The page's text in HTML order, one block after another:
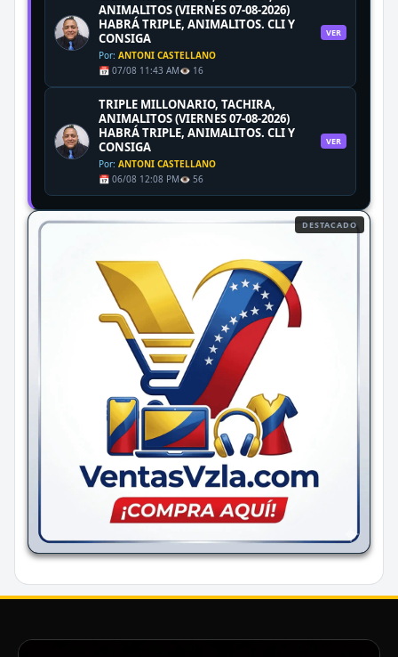
ANIMALITOS (VIERNES 07-08-2026)
HABRÁ TRIPLE, ANIMALITOS. CLI Y
CONSIGA
Por: ANTONI CASTELLANO
📅 07/08 11:43 AM👁️ 16
VER
TRIPLE MILLONARIO, TACHIRA,
ANIMALITOS (VIERNES 07-08-2026)
HABRÁ TRIPLE, ANIMALITOS. CLI Y
CONSIGA
Por: ANTONI CASTELLANO
📅 06/08 12:08 PM👁️ 56
VER
DESTACADO